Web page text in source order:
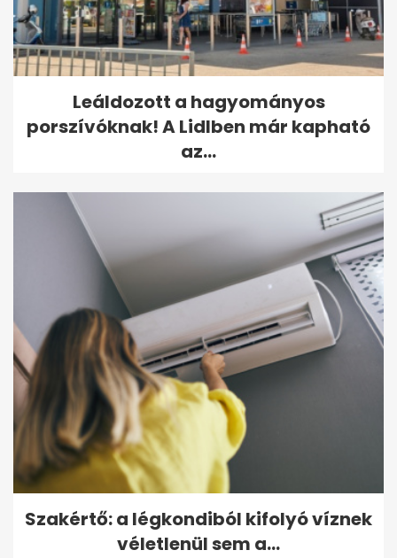
Leáldozott a hagyományos
porszívóknak! A Lidlben már kapható
az...
Szakértő: a légkondiból kifolyó víznek
véletlenül sem a...